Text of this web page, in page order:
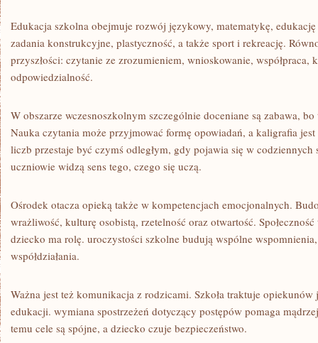
Edukacja szkolna obejmuje rozwój językowy, matematykę,
zadania konstrukcyjne, plastyczność, a także sport i rekreację.
przyszłości: czytanie ze zrozumieniem, wnioskowanie, współpraca,
odpowiedzialność.
W obszarze wczesnoszkolnym szczególnie doceniane są zabawa,
Nauka czytania może przyjmować formę opowiadań, a kaligrafia
liczb przestaje być czymś odległym, gdy pojawia się w
uczniowie widzą sens tego, czego się uczą.
Ośrodek otacza opieką także w kompetencjach emocjonalnych.
wrażliwość, kulturę osobistą, rzetelność oraz otwartość.
dziecko ma rolę. uroczystości szkolne budują wspólne wspomnienia,
współdziałania.
Ważna jest też komunikacja z rodzicami. Szkoła traktuje
edukacji. wymiana spostrzeżeń dotyczący postępów pomaga
temu cele są spójne, a dziecko czuje bezpieczeństwo.